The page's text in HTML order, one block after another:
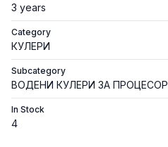
3 years
Category
КУЛЕРИ
Subcategory
ВОДЕНИ КУЛЕРИ ЗА ПРОЦЕСОР
In Stock
4